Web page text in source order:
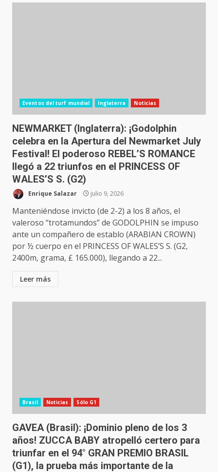
Eventos del turf mundial Inglaterra Noticias
NEWMARKET (Inglaterra): ¡Godolphin
celebra en la Apertura del Newmarket July
Festival! El poderoso REBEL’S ROMANCE
llegó a 22 triunfos en el PRINCESS OF
WALES’S S. (G2)
Enrique Salazar julio 9, 2026
Manteniéndose invicto (de 2-2) a los 8 años, el
valeroso “trotamundos” de GODOLPHIN se impuso
ante un compañero de establo (ARABIAN CROWN)
por ½ cuerpo en el PRINCESS OF WALES’S S. (G2,
2400m, grama, £ 165.000), llegando a 22...
Leer más
Brasil Noticias Sólo G1
GAVEA (Brasil): ¡Dominio pleno de los 3
años! ZUCCA BABY atropelló certero para
triunfar en el 94° GRAN PREMIO BRASIL
(G1), la prueba más importante de la